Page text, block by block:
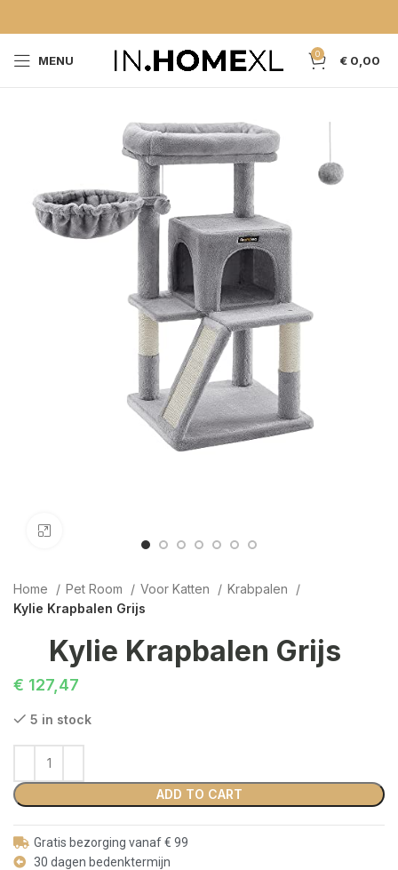
MENU 0 € 0,00
Home Pet Room Voor Katten
Krabpalen
Kylie Krapbalen Grijs
Kylie Krapbalen Grijs
€ 127,47
5 in stock
ADD TO CART
Gratis bezorging vanaf € 99
30 dagen bedenktermijn